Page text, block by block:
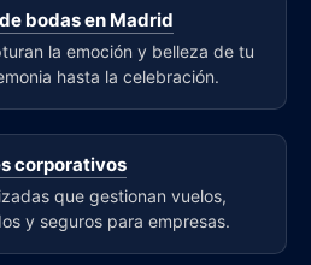
bodas en Madrid
la emoción y belleza de tu
hasta la celebración.
corporativos
que gestionan vuelos,
y seguros para empresas.